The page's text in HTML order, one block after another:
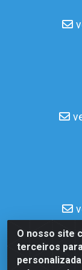
O nosso site
terceiros
Casa Norte
Dix-Sept